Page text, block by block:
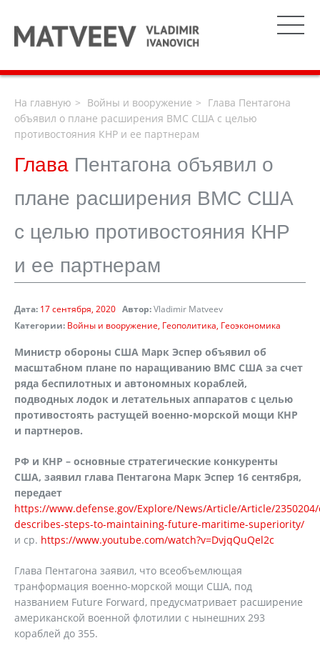
На главную Войны и вооружение
Глава Пентагона
объявил о плане расширения ВМС США с целью
противостояния КНР и ее партнерам
Глава Пентагона объявил о
плане расширения ВМС США
с целью противостояния КНР
и ее партнерам
Дата: 17 сентября, 2020 Автор:Vladimir Matveev
Категории: Войны и вооружение Геополитика Геоэкономика
Министр обороны США Марк Эспер объявил об
масштабном плане по наращиванию ВМС США за счет
ряда беспилотных и автономных кораблей,
подводных лодок и летательных аппаратов с целью
противостоять растущей военно-морской мощи КНР
и партнеров.
РФ и КНР – основные стратегические конкуренты
США, заявил глава Пентагона Марк Эспер 16 сентября,
передает
https://www.defense.gov/Explore/News/Article/Article/
describes-steps-to-maintaining-future-maritime-superiority/
и ср. https://www.youtube.com/watch?v=DvjqQuQel2c
Глава Пентагона заявил, что всеобъемлющая
транформация военно-морской мощи США, под
названием Future Forward, предусматривает расширение
американской военной флотилии с нынешних 293
кораблей до 355.